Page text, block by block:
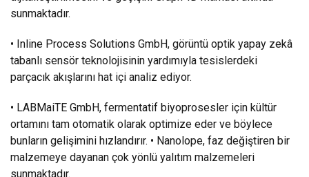
sunmaktadır.
• Inline Process Solutions GmbH, görüntü optik yapay zekâ
tabanlı sensör teknolojisinin yardımıyla tesislerdeki
parçacık akışlarını hat içi analiz ediyor.
• LABMaiTE GmbH, fermentatif biyoprosesler için kültür
ortamını tam otomatik olarak optimize eder ve böylece
bunların gelişimini hızlandırır. • Nanolope, faz değiştiren bir
malzemeye dayanan çok yönlü yalıtım malzemeleri
sunmaktadır.